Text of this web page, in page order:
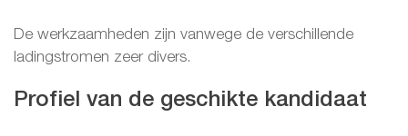
De werkzaamheden zijn vanwege de verschillende
ladingstromen zeer divers.
Profiel van de geschikte kandidaat